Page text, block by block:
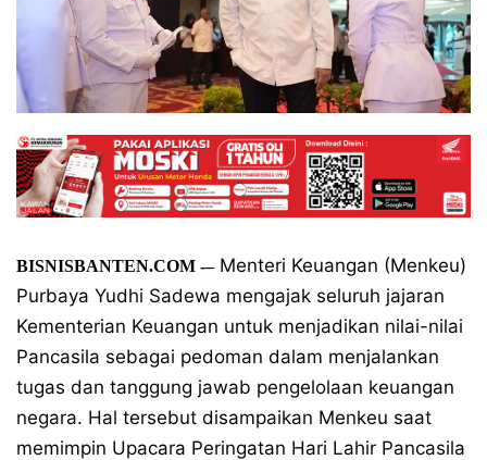
BISNISBANTEN.COM -–Menteri Keuangan (Menkeu)
Purbaya Yudhi Sadewa mengajak seluruh jajaran
Kementerian Keuangan untuk menjadikan nilai-nilai
Pancasila sebagai pedoman dalam menjalankan
tugas dan tanggung jawab pengelolaan keuangan
negara. Hal tersebut disampaikan Menkeu saat
memimpin Upacara Peringatan Hari Lahir Pancasila